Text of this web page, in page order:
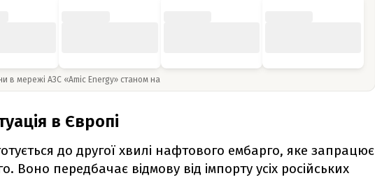
в мережі АЗС «Amic Energy» станом на
в Європі
до другої хвилі нафтового ембарго, яке запрацює
Воно передбачає відмову від імпорту усіх російських